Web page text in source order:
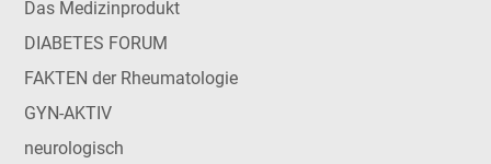
Das Medizinprodukt
DIABETES FORUM
FAKTEN der Rheumatologie
GYN-AKTIV
neurologisch